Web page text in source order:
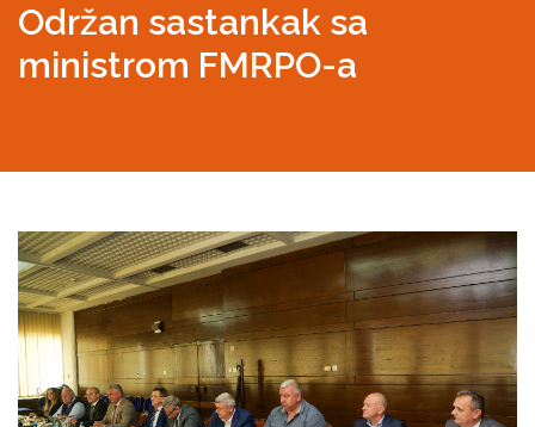
Održan sastankak sa
ministrom FMRPO-a